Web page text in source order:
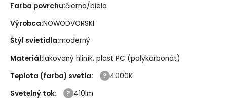
Farba povrchu:čierna/biela
Výrobca:NOWODVORSKI
Štýl svietidla:moderný
Materiál:lakovaný hliník, plast PC (polykarbonát)
Teplota (farba) svetla:
4000K
Svetelný tok:
410lm